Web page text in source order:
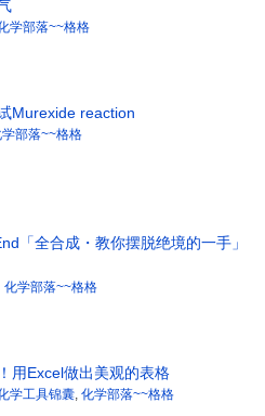
学部落~~格格
Murexide reaction
部落~~格格
「全合成・教你摆脱绝境的一手」
化学部落~~格格
用Excel做出美观的表格
学工具锦囊, 化学部落~~格格